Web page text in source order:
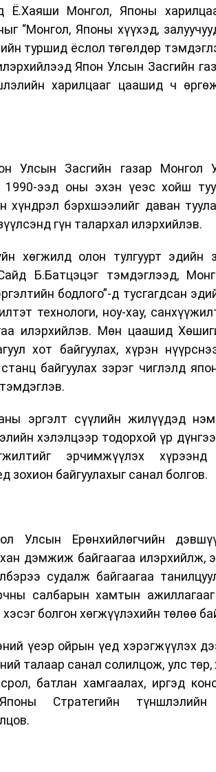
Ё.Хаяши Монгол, Японы
“Монгол, Японы хүүхэд,
туршид ёслол төгөлдөр
Япон Улсын Засгийн
харилцааг цаашид ч
Улсын Засгийн газар Монгол
1990-ээд оны эхэн үеэс хойш
бэрхшээлийг даван
гүн талархал илэрхийлэв.
хөгжилд олон тулгуурт эдийн
Б.Батцэцэг тэмдэглээд,
бодлого”-д тусгагдсан
технологи, ноу-хау,
илэрхийлэв. Мөн цаашид
хот байгуулах, хүрэн
станц байгуулах зэрэг чиглэлд
эргэлт сүүлийн жилүүдэд
хэлэлцээр тодорхой үр
эрчимжүүлэх
зохион байгуулахыг санал болгов.
Улсын Ерөнхийлөгчийн
дэмжиж байгаагаа илэрхийлж,
судалж байгаагаа
салбарын хамтын
болгон хөгжүүлэхийн төлөө
үеэр ойрын үед хэрэгжүүлэх
талаар санал солилцож, улс төр,
батлан хамгаалах, иргэд
Стратегийн түншлэлийн